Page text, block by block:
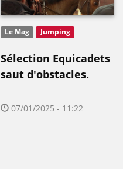
Le Mag Jumping
Sélection Equicadets
saut d'obstacles.
07/01/2025 - 11:22